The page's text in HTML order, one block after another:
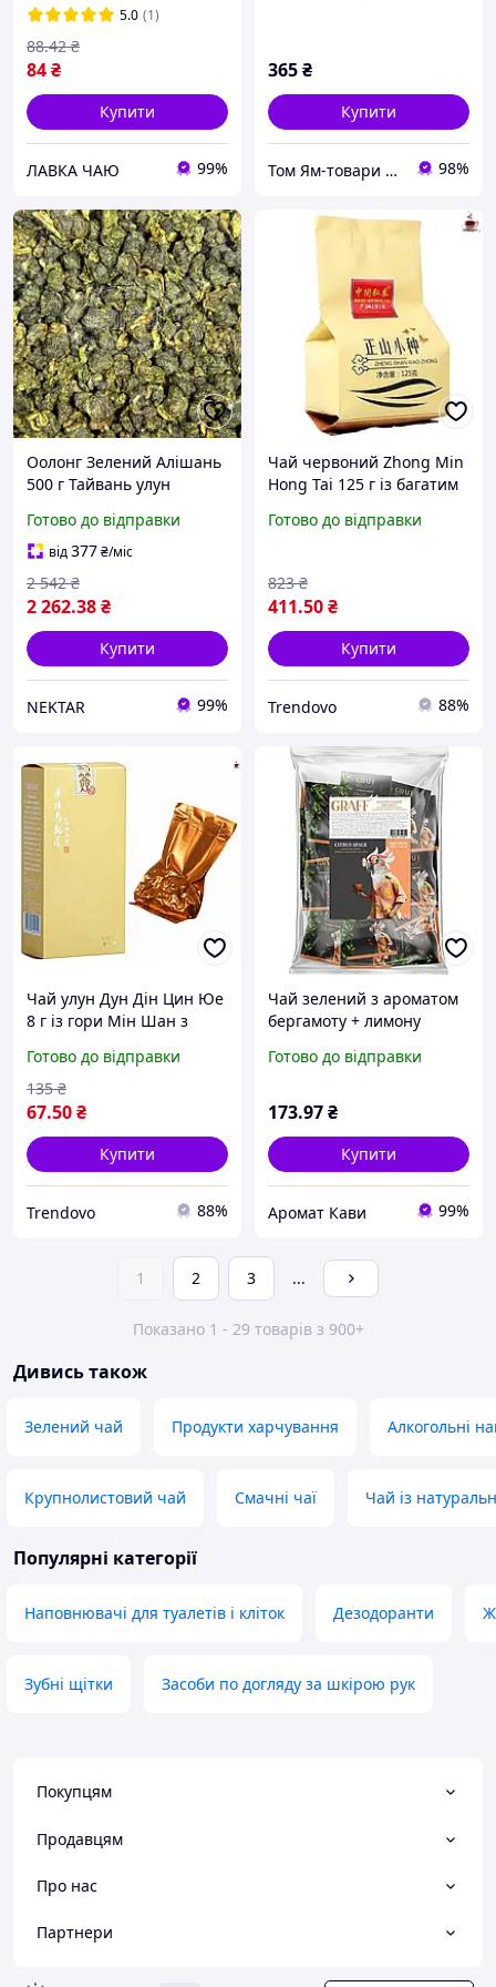
5.0 (1)
84₴
88.42 ₴
Купити
ЛАВКА ЧАЮ 99%
365₴
Купити
Том Ям-товари з Таїланду,опт і роздріб 98%
Оолонг Зелений Алішань
500 г Тайвань улун
квітково вершковими
нотками ароматний
Готово до відправки
від377₴/міс
2 262.38₴
2 542 ₴
Купити
NEKTAR 99%
Чай червоний Zhong Min
Hong Tai 125 г із багатим
справжніх поціновувачів
Готово до відправки
411.50₴
823 ₴
Купити
Trendovo 88%
Чай улун Дун Дін Цин Юе
8 г із гори Мін Шан з
ароматом для справжніх
поціновувачів
Готово до відправки
67.50₴
135 ₴
Купити
Trendovo 88%
Чай зелений з ароматом
бергамоту + лимону
Graff у пакетиках саше
Готово до відправки
173.97₴
Купити
Аромат Кави 99%
1 2 3 ...
Показано 1 - 29 товарів з 900+
Дивись також
Зелений чай Продукти харчування Алкогольні
Крупнолистовий чай Смачні чаї Чай із
Популярні категорії
Наповнювачі для туалетів і кліток Дезодоранти
Зубні щітки Засоби по догляду за шкірою рук
Покупцям
Продавцям
Про нас
Партнери